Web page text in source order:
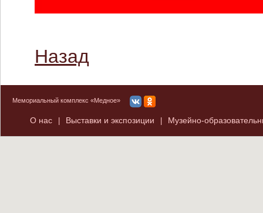
Назад
Мемориальный комплекс «Медное»
О нас Выставки и экспозиции Музейно-